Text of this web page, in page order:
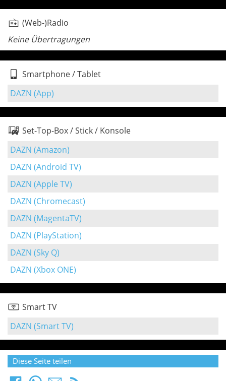
(Web-)Radio
Keine Übertragungen
Smartphone / Tablet
DAZN (App)
Set-Top-Box / Stick / Konsole
DAZN (Amazon)
DAZN (Android TV)
DAZN (Apple TV)
DAZN (Chromecast)
DAZN (MagentaTV)
DAZN (PlayStation)
DAZN (Sky Q)
DAZN (Xbox ONE)
Smart TV
DAZN (Smart TV)
Diese Seite teilen